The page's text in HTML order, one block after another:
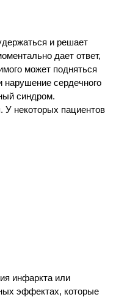
и решает
дает ответ,
может подняться
нарушение сердечного
синдром.
У некоторых пациентов
инфаркта или
эффектах, которые